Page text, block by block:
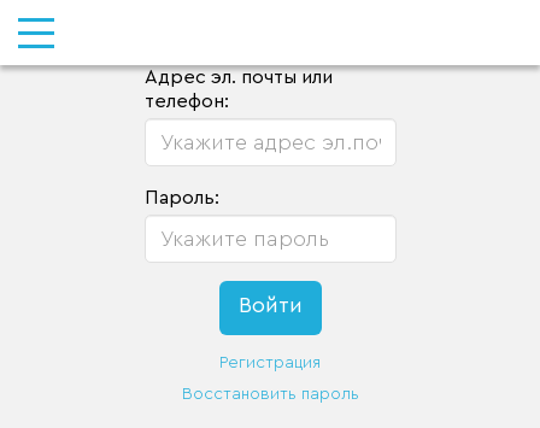
Адрес эл. почты или
телефон:
Пароль:
Регистрация
Восстановить пароль